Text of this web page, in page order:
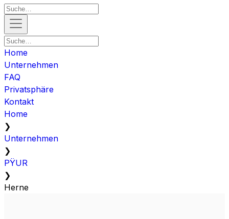
Home
Unternehmen
FAQ
Privatsphäre
Kontakt
Home
❯
Unternehmen
❯
PŸUR
❯
Herne